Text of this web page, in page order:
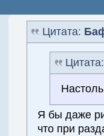
Цитата:
Я бы даже
что при